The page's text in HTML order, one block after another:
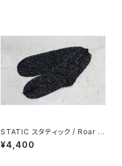
STATIC スタティック / Roar H
i-Loft Sox / Black
¥4,400